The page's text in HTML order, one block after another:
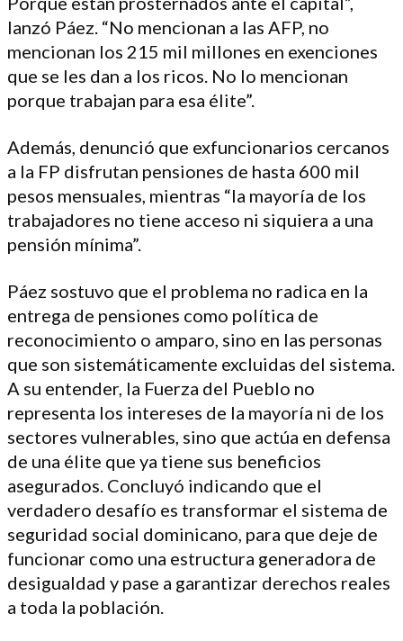
lanzó Páez. “No mencionan a las AFP, no
mencionan los 215 mil millones en exenciones
que se les dan a los ricos. No lo mencionan
porque trabajan para esa élite”.
Además, denunció que exfuncionarios cercanos
a la FP disfrutan pensiones de hasta 600 mil
pesos mensuales, mientras “la mayoría de los
trabajadores no tiene acceso ni siquiera a una
pensión mínima”.
Páez sostuvo que el problema no radica en la
entrega de pensiones como política de
reconocimiento o amparo, sino en las personas
que son sistemáticamente excluidas del sistema.
A su entender, la Fuerza del Pueblo no
representa los intereses de la mayoría ni de los
sectores vulnerables, sino que actúa en defensa
de una élite que ya tiene sus beneficios
asegurados. Concluyó indicando que el
verdadero desafío es transformar el sistema de
seguridad social dominicano, para que deje de
funcionar como una estructura generadora de
desigualdad y pase a garantizar derechos reales
a toda la población.